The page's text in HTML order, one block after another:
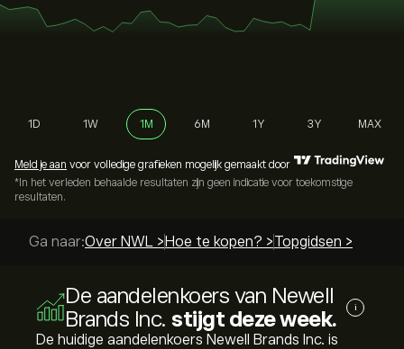
1D 1W 1M 6M 1Y 3Y MAX
Meld je aan voor volledige grafieken mogelijk gemaakt door
*In het verleden behaalde resultaten zijn geen indicatie voor toekomstige
resultaten.
Ga naar:Over NWL > Hoe te kopen? >Topgidsen >
De aandelenkoers van Newell
Brands Inc. stijgt deze week. i
De huidige aandelenkoers Newell Brands Inc. is